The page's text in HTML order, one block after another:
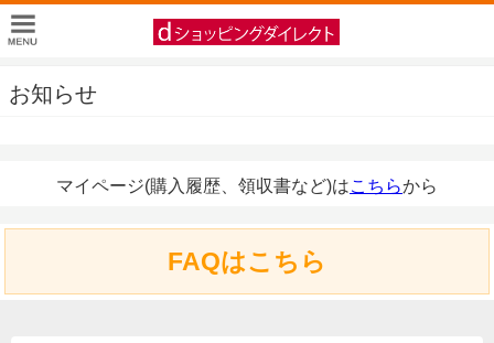
お知らせ
マイページ(購入履歴、領収書など)はこちらから
FAQはこちら